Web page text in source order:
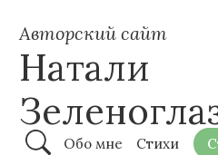
Авторский сайт
Натали
Обо мне Стихи